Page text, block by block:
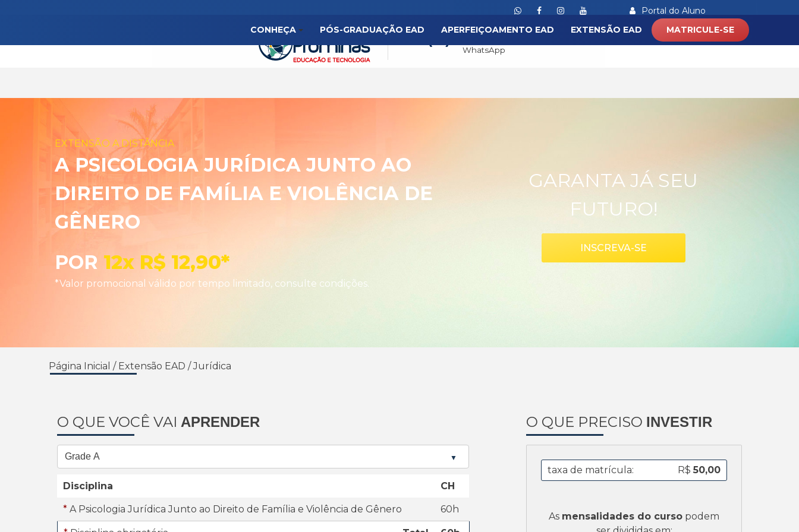
Portal do Aluno
(31) 97237 - 9682
CONHEÇA PÓS-GRADUAÇÃO EAD APERFEIÇOAMENTO EAD EXTENSÃO EAD MATRICULE-SE
EXTENSÃO A DISTÂNCIA
A PSICOLOGIA JURÍDICA JUNTO AO
DIREITO DE FAMÍLIA E VIOLÊNCIA DE
GÊNERO
POR 12x R$ 12,90*
*Valor promocional válido por tempo limitado, consulte condições.
GARANTA JÁ SEU
FUTURO!
INSCREVA-SE
Página Inicial / Extensão EAD /Jurídica
O QUE VOCÊ VAI APRENDER
Disciplina CH
* A Psicologia Jurídica Junto ao Direito de Família e Violência de Gênero 60h
O QUE PRECISO INVESTIR
taxa de matrícula: R$ 50,00
As mensalidades do curso podem